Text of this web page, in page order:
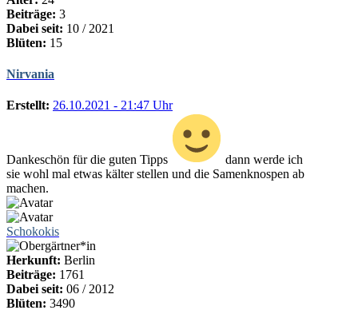
Beiträge: 3
Dabei seit: 10 / 2021
Blüten: 15
Nirvania
Erstellt: 26.10.2021 - 21:47 Uhr
Dankeschön für die guten Tipps
dann werde ich
sie wohl mal etwas kälter stellen und die Samenknospen ab
machen.
Schokokis
Herkunft: Berlin
Beiträge: 1761
Dabei seit: 06 / 2012
Blüten: 3490